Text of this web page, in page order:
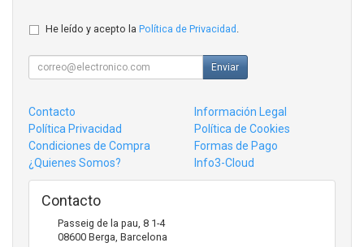
He leído y acepto la Política de Privacidad
Enviar
Contacto
Información Legal
Política Privacidad
Política de Cookies
Condiciones de Compra
Formas de Pago
¿Quienes Somos?
Info3-Cloud
Contacto
Passeig de la pau, 8 1-4
08600 Berga Barcelona